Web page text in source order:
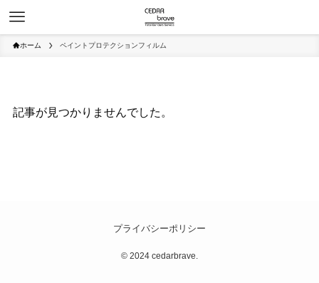
ホーム ペイントプロテクションフィルム
記事が見つかりませんでした。
プライバシーポリシー
© 2024 cedarbrave.